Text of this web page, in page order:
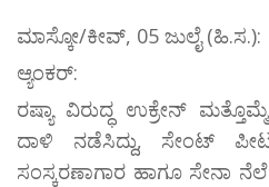
ಮಾಸ್ಕೋ/ಕೀವ್, 05 ಜುಲೈ (ಹಿ.ಸ.):
ಆ್ಯಂಕರ್:
ರಷ್ಯಾ ವಿರುದ್ಧ ಉಕ್ರೇನ್
ದಾಳಿ ನಡೆಸಿದ್ದು, ಸೇಂಟ್
ಸಂಸ್ಕರಣಾಗಾರ ಹಾಗೂ ಸೇನಾ